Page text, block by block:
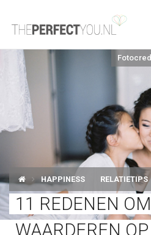
KNAPLEKKER
FOOD
SPORT
DROOM HOME
STYLE
BUSINESS
HAPPINESS RELATIETIPS
11 REDENEN
WAARDEREN